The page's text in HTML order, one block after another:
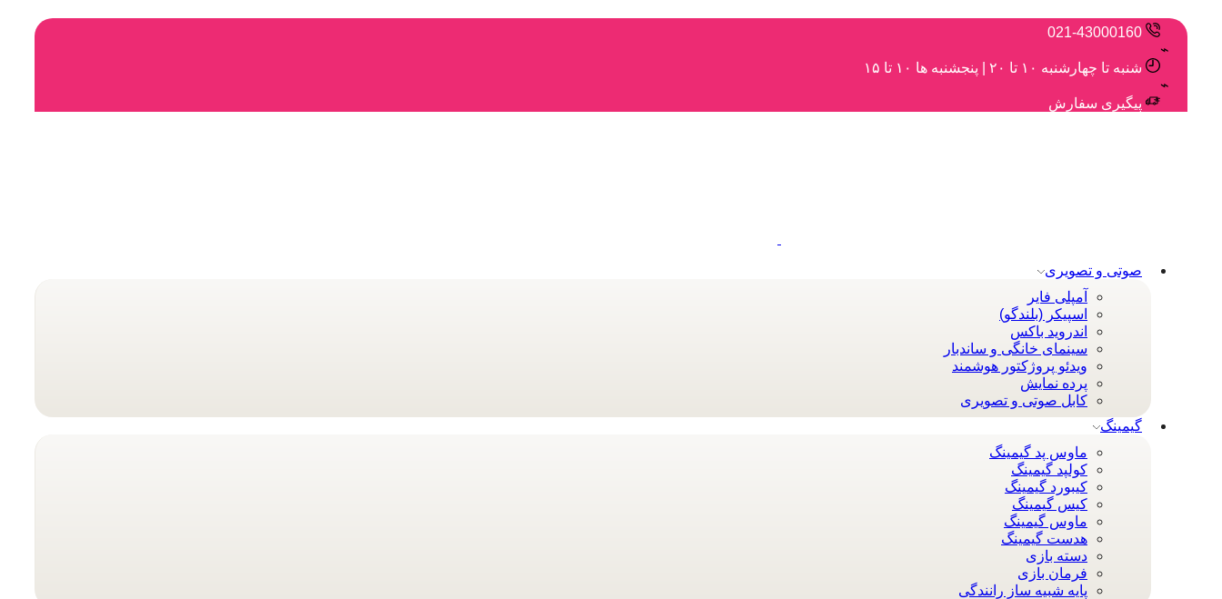
021-43000160
شنبه تا چهارشنبه ۱۰ تا ۲۰ | پنجشنبه ها ۱۰ تا ۱۵
پیگیری سفارش
صوتی و تصویری
آمپلی فایر
اسپیکر (بلندگو)
اندروید باکس
سینمای خانگی و ساندبار
ویدئو پروژکتور هوشمند
پرده نمایش
کابل صوتی و تصویری
گیمینگ
ماوس پد گیمینگ
کولپد گیمینگ
کیبورد گیمینگ
کیس گیمینگ
ماوس گیمینگ
هدست گیمینگ
دسته بازی
فرمان بازی
پایه شبیه ساز رانندگی